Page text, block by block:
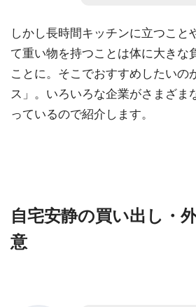
しかし長時間キッチンに立つこと
て重い物を持つことは体に大きな
ことに。そこでおすすめしたいの
ス」。いろいろな企業がさまざま
っているので紹介します。
自宅安静の買い出し・
意